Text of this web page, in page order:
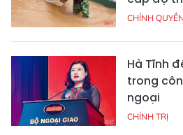
CHÍNH QUYỀN
Hà Tĩnh
trong
ngoại
CHÍNH TRỊ